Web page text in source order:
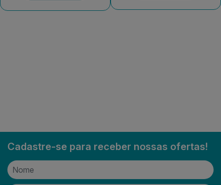
Cadastre-se para receber nossas ofertas!